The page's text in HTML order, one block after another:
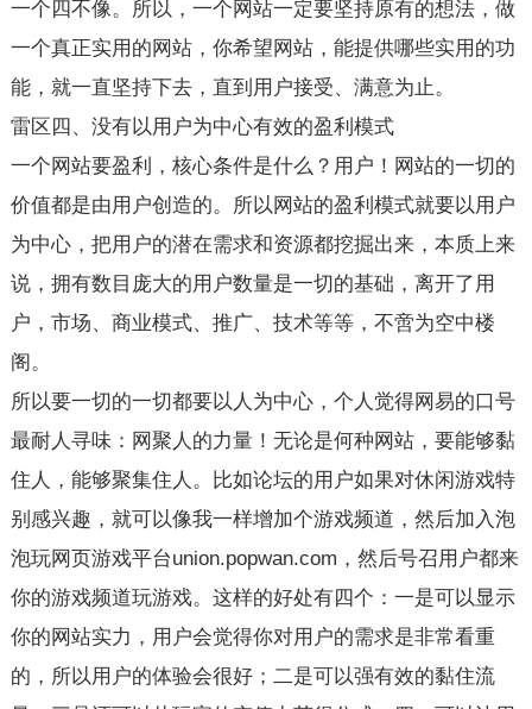
一个四不像。所以，一个网站一定要坚持原有的想法，做
一个真正实用的网站，你希望网站，能提供哪些实用的功
能，就一直坚持下去，直到用户接受、满意为止。
雷区四、没有以用户为中心有效的盈利模式
一个网站要盈利，核心条件是什么？用户！网站的一切的
价值都是由用户创造的。所以网站的盈利模式就要以用户
为中心，把用户的潜在需求和资源都挖掘出来，本质上来
说，拥有数目庞大的用户数量是一切的基础，离开了用
户，市场、商业模式、推广、技术等等，不啻为空中楼
阁。
所以要一切的一切都要以人为中心，个人觉得网易的口号
最耐人寻味：网聚人的力量！无论是何种网站，要能够黏
住人，能够聚集住人。比如论坛的用户如果对休闲游戏特
别感兴趣，就可以像我一样增加个游戏频道，然后加入泡
泡玩网页游戏平台union.popwan.com，然后号召用户都来
你的游戏频道玩游戏。这样的好处有四个：一是可以显示
你的网站实力，用户会觉得你对用户的需求是非常看重
的，所以用户的体验会很好；二是可以强有效的黏住流